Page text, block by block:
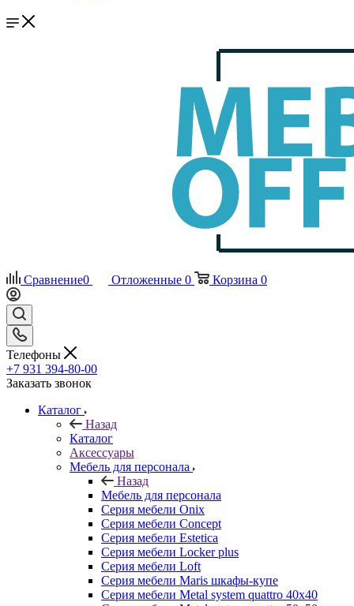
Сравнение0 Отложенные 0 Корзина 0
Телефоны
+7 931 394-80-00
Заказать звонок
Каталог
Назад
Каталог
Аксессуары
Мебель для персонала
Назад
Мебель для персонала
Серия мебели Onix
Серия мебели Concept
Серия мебели Estetica
Серия мебели Locker plus
Серия мебели Loft
Серия мебели Maris шкафы-купе
Серия мебели Metal system quattro 40x40